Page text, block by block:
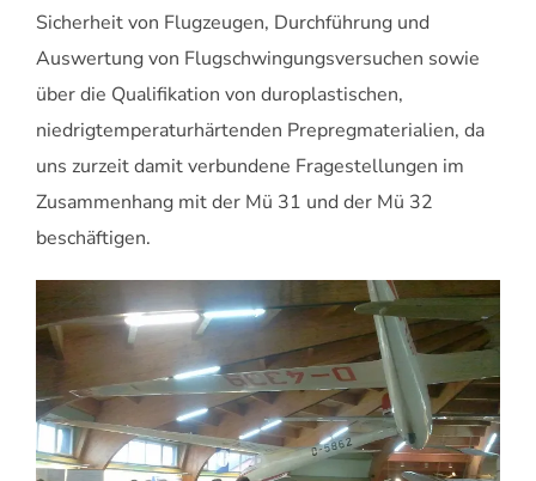
Sicherheit von Flugzeugen, Durchführung und
Auswertung von Flugschwingungsversuchen sowie
über die Qualifikation von duroplastischen,
niedrigtemperaturhärtenden Prepregmaterialien, da
uns zurzeit damit verbundene Fragestellungen im
Zusammenhang mit der Mü 31 und der Mü 32
beschäftigen.